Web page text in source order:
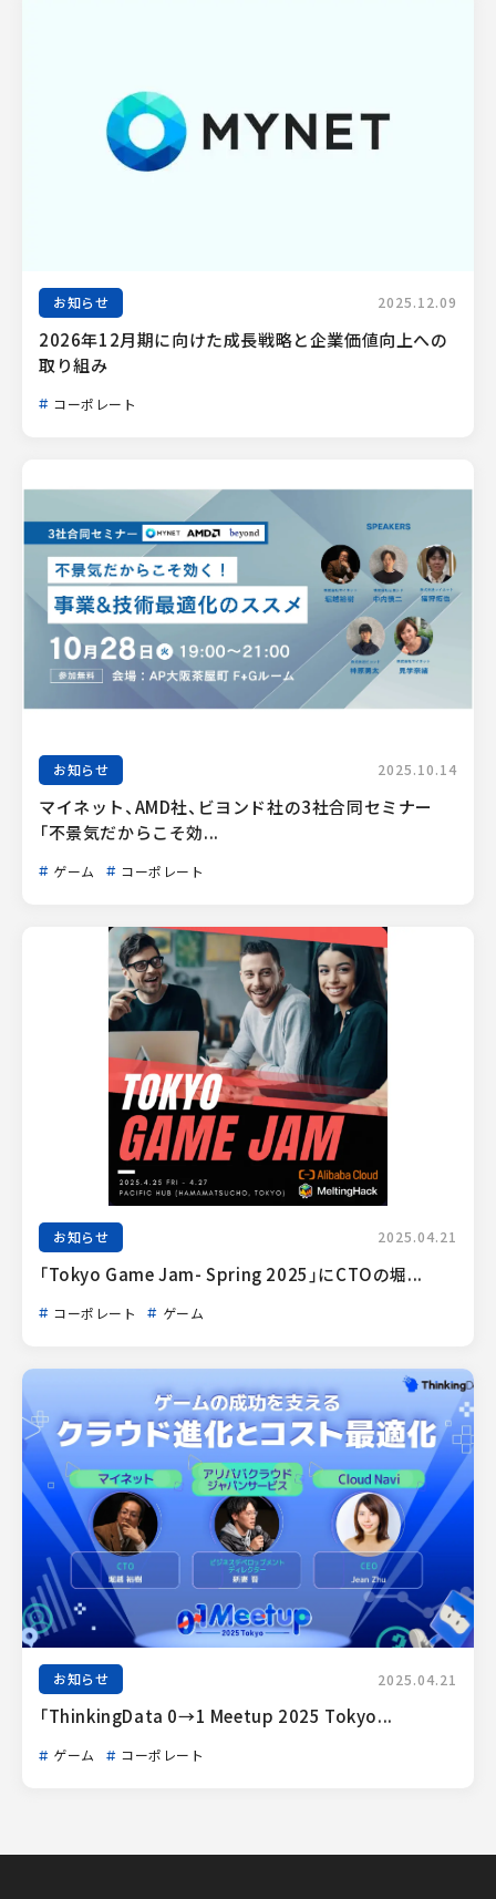
お知らせ 2025.12.09
2026年12月期に向けた成長戦略と企業価値向上への
取り組み
コーポレート
お知らせ 2025.10.14
マイネット、AMD社、ビヨンド社の3社合同セミナー
「不景気だからこそ効...
ゲーム コーポレート
お知らせ 2025.04.21
「Tokyo Game Jam- Spring 2025」にCTOの堀...
コーポレート ゲーム
お知らせ 2025.04.21
「ThinkingData 0→1 Meetup 2025 Tokyo...
ゲーム コーポレート